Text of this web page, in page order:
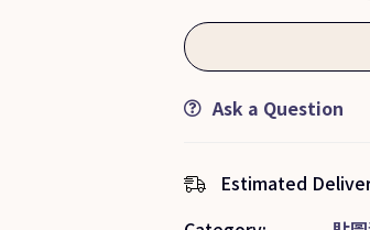
Ask a Question
Estimated